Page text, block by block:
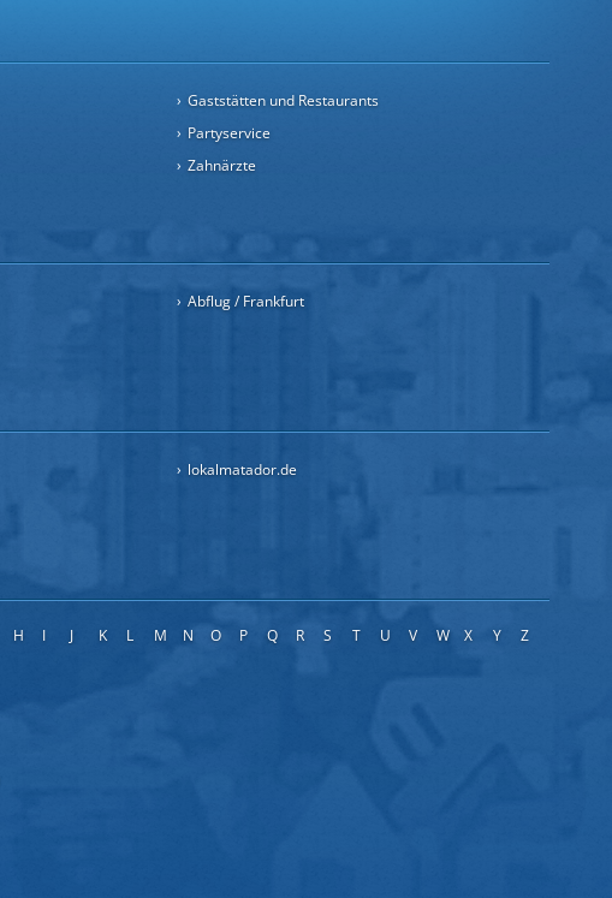
Gaststätten und Restaurants
Partyservice
Zahnärzte
Abflug / Frankfurt
lokalmatador.de
H I J K L M N O P Q R S T U V W X Y Z